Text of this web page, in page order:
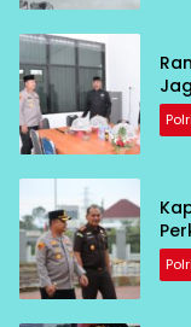
Polri
Polri